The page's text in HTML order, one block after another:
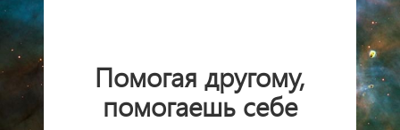
Помогая другому,
помогаешь себе